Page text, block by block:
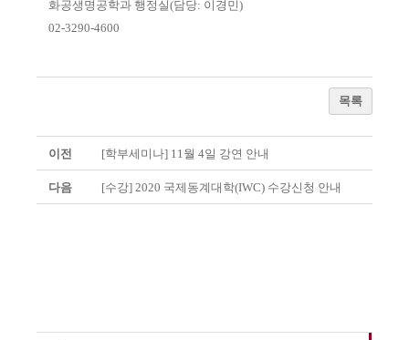
화공생명공학과 행정실(담당: 이경민)
02-3290-4600
목록
이전 [학부세미나] 11월 4일 강연 안내
다음 [수강] 2020 국제동계대학(IWC) 수강신청 안내